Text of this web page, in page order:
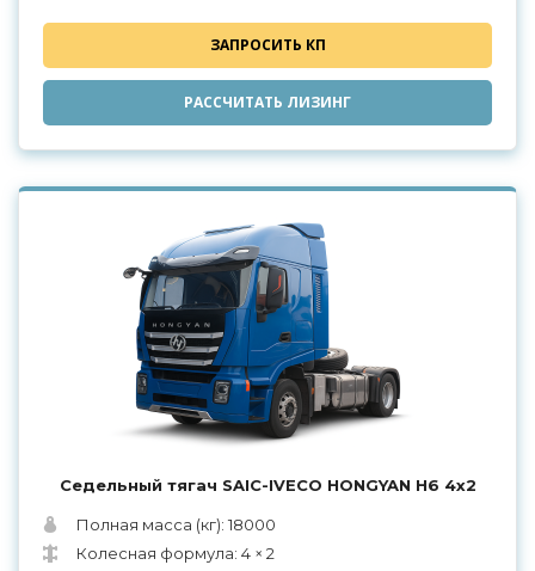
ЗАПРОСИТЬ КП
РАССЧИТАТЬ ЛИЗИНГ
Седельный тягач SAIC-IVECO HONGYAN H6 4x2
Полная масса (кг): 18000
Колесная формула: 4 × 2